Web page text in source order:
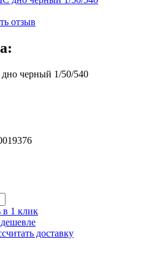
отзыв
черный 1/50/540
в 1 клик
доставку